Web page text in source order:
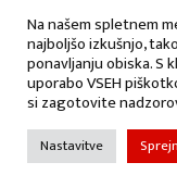
AVTORJI:
Na našem spletnem
najboljšo izkušnjo,
ponavljanju obiska. S
uporabo VSEH
si zagotovite
Nastavitve